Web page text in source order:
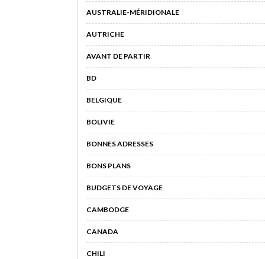
AUSTRALIE-MÉRIDIONALE
AUTRICHE
AVANT DE PARTIR
BD
BELGIQUE
BOLIVIE
BONNES ADRESSES
BONS PLANS
BUDGETS DE VOYAGE
CAMBODGE
CANADA
CHILI